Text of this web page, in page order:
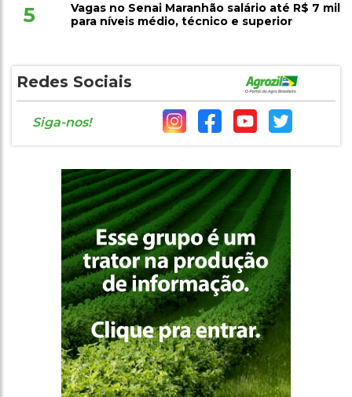
5
Vagas no Senai Maranhão salário até R$ 7 mil
para níveis médio, técnico e superior
Redes Sociais
Siga-nos!